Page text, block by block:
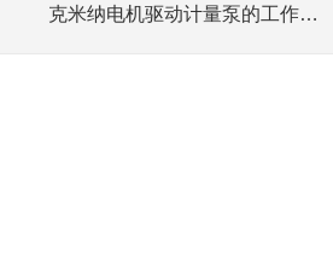
克米纳电机驱动计量泵的工作原